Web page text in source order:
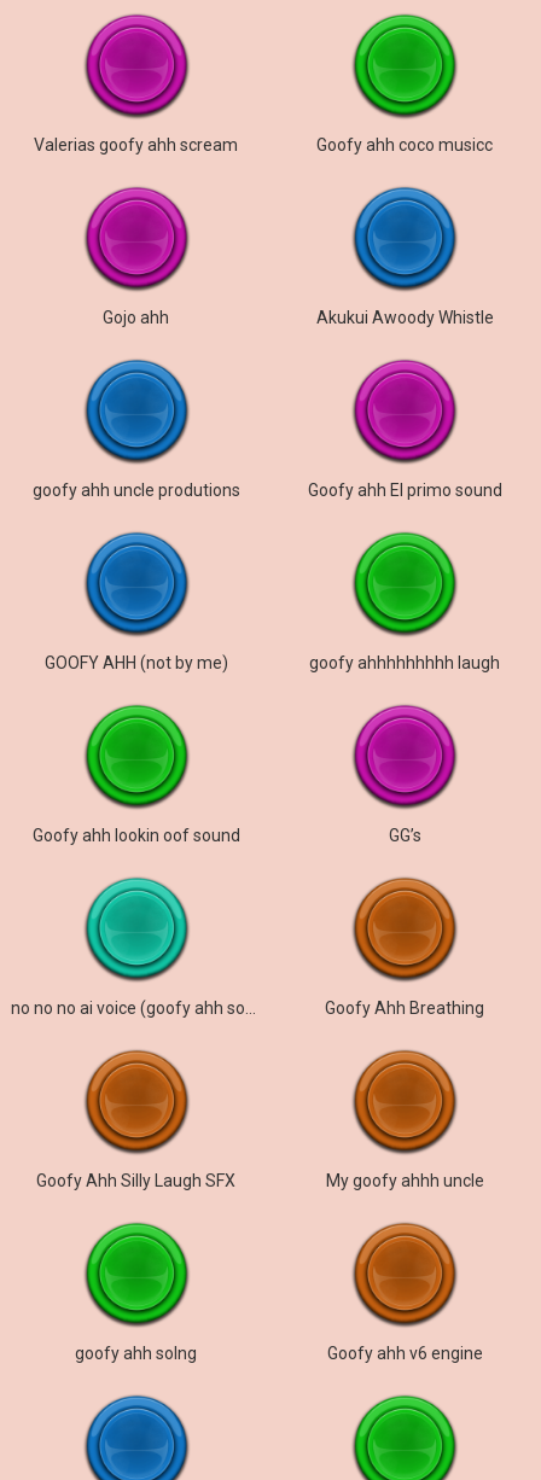
Valerias goofy ahh scream Goofy ahh coco musicc
Gojo ahh Akukui Awoody Whistle
goofy ahh uncle produtions Goofy ahh El primo sound
GOOFY AHH (not by me) goofy ahhhhhhhhh laugh
Goofy ahh lookin oof sound GG’s
Goofy Ahh Breathing
Goofy Ahh Silly Laugh SFX My goofy ahhh uncle
goofy ahh solng Goofy ahh v6 engine